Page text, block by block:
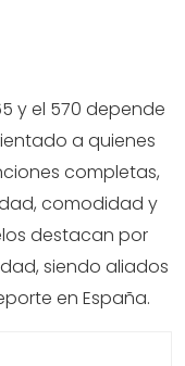
y el 570 depende
a quienes
completas,
comodidad y
destacan por
siendo aliados
en España.